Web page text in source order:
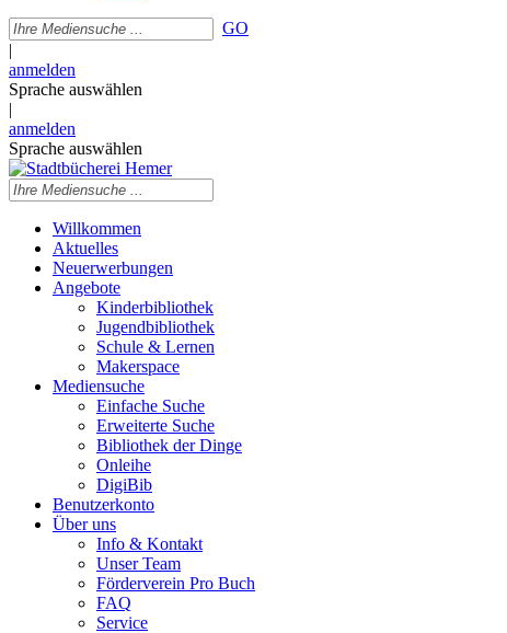
GO
|
anmelden
Sprache auswählen
|
anmelden
Sprache auswählen
Willkommen
Aktuelles
Neuerwerbungen
Angebote
Kinderbibliothek
Jugendbibliothek
Schule & Lernen
Makerspace
Mediensuche
Einfache Suche
Erweiterte Suche
Bibliothek der Dinge
Onleihe
DigiBib
Benutzerkonto
Über uns
Info & Kontakt
Unser Team
Förderverein Pro Buch
FAQ
Service